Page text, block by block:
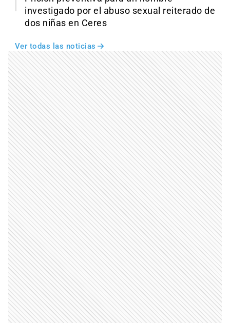
investigado por el abuso sexual reiterado de
dos niñas en Ceres
Ver todas las noticias